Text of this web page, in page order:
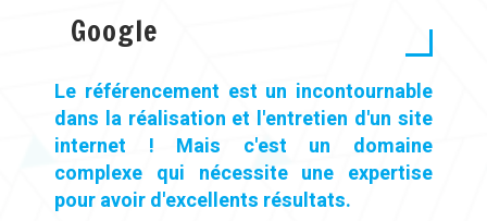
Google
Le référencement est un incontournable
dans la réalisation et l'entretien d'un site
internet ! Mais c'est un domaine
complexe qui nécessite une expertise
pour avoir d'excellents résultats.